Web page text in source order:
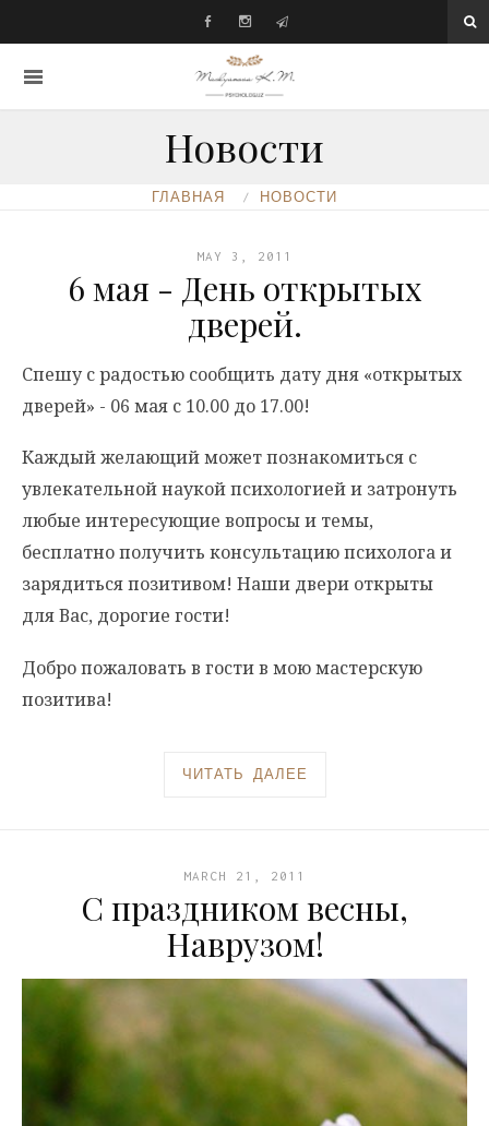
Новости
ГЛАВНАЯ НОВОСТИ
MAY 3, 2011
6 мая - День открытых
дверей.
Спешу с радостью сообщить дату дня «открытых
дверей» - 06 мая с 10.00 до 17.00!
Каждый желающий может познакомиться с
увлекательной наукой психологией и затронуть
любые интересующие вопросы и темы,
бесплатно получить консультацию психолога и
зарядиться позитивом! Наши двери открыты
для Вас, дорогие гости!
Добро пожаловать в гости в мою мастерскую
позитива!
ЧИТАТЬ ДАЛЕЕ
MARCH 21, 2011
С праздником весны,
Наврузом!